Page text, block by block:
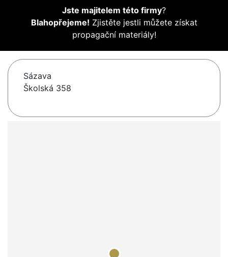
Jste majitelem této firmy?
Blahopřejeme! Zjistěte jestli můžete získat
propagační materiály!
Sázava
Školská 358